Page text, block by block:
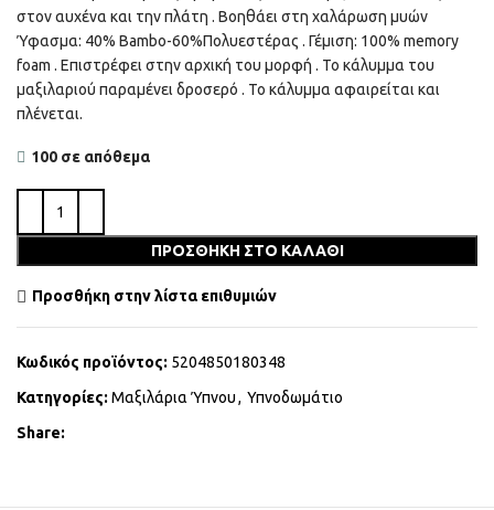
στον αυχένα και την πλάτη . Βοηθάει στη χαλάρωση μυών
Ύφασμα: 40% Bambo-60%Πολυεστέρας . Γέμιση: 100% memory
foam . Επιστρέφει στην αρχική του μορφή . Το κάλυμμα του
μαξιλαριού παραμένει δροσερό . Το κάλυμμα αφαιρείται και
πλένεται.
100 σε απόθεμα
ΠΡΟΣΘΉΚΗ ΣΤΟ ΚΑΛΆΘΙ
Προσθήκη στην λίστα επιθυμιών
Κωδικός προϊόντος: 5204850180348
Κατηγορίες: Μαξιλάρια Ύπνου, Υπνοδωμάτιο
Share: